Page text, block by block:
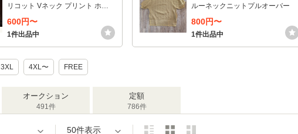
リコット Vネック プリント ホー
ス カーディガン モータースポー
ツ ウェア Ferrari 爆買
600円〜
1件出品中
ルーネックニットプルオーバー
800円〜
1件出品中
3XL 4XL〜 FREE
オークション
491件
定額
786件
50件表示